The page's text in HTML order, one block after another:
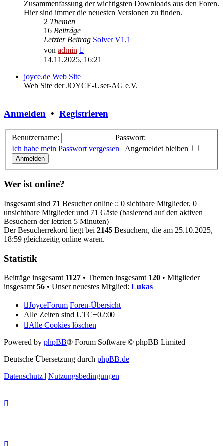
Zusammenfassung der wichtigsten Downloads aus den Foren.
Hier sind immer die neuesten Versionen zu finden.
2 Themen
16 Beiträge
Letzter Beitrag Solver V1.1
von admin
Beitrag
14.11.2025, 16:21
joyce.de Web Site
Web Site der JOYCE-User-AG e.V.
Anmelden • Registrieren
Benutzername:
Passwort:
Ich habe mein Passwort vergessen | Angemeldet bleiben
Wer ist online?
Insgesamt sind 71 Besucher online :: 0 sichtbare Mitglieder, 0
unsichtbare Mitglieder und 71 Gäste (basierend auf den aktiven
Besuchern der letzten 5 Minuten)
Der Besucherrekord liegt bei 2145 Besuchern, die am 25.10.2025,
18:59 gleichzeitig online waren.
Statistik
Beiträge insgesamt 1127 • Themen insgesamt 120 • Mitglieder
insgesamt 56 • Unser neuestes Mitglied: Lukas
JoyceForum Foren-Übersicht
Alle Zeiten sind UTC+02:00
Alle Cookies löschen
Powered by phpBB® Forum Software © phpBB Limited
Deutsche Übersetzung durch phpBB.de
Datenschutz | Nutzungsbedingungen